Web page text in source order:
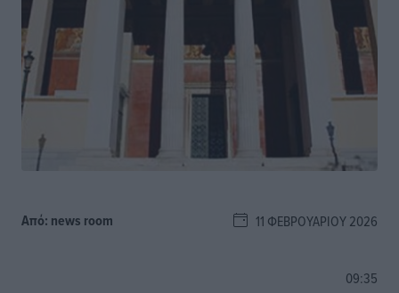
Από: news room 11 ΦΕΒΡΟΥΑΡΊΟΥ 2026
09:35